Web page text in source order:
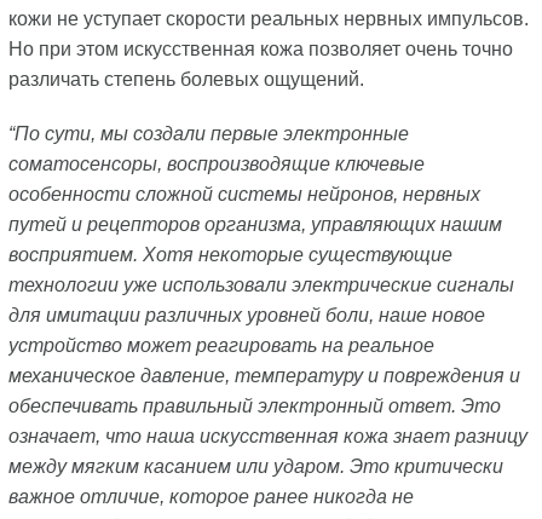
кожи не уступает скорости реальных нервных импульсов.
Но при этом искусственная кожа позволяет очень точно
различать степень болевых ощущений.
“По сути, мы создали первые электронные
соматосенсоры, воспроизводящие ключевые
особенности сложной системы нейронов, нервных
путей и рецепторов организма, управляющих нашим
восприятием. Хотя некоторые существующие
технологии уже использовали электрические сигналы
для имитации различных уровней боли, наше новое
устройство может реагировать на реальное
механическое давление, температуру и повреждения и
обеспечивать правильный электронный ответ. Это
означает, что наша искусственная кожа знает разницу
между мягким касанием или ударом. Это критически
важное отличие, которое ранее никогда не